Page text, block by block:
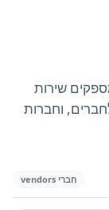
שירות
וחברות
חברי vendors